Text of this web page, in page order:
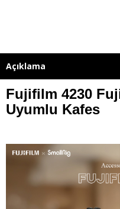
Açıklama
Fujifilm 4230
Uyumlu Kafes